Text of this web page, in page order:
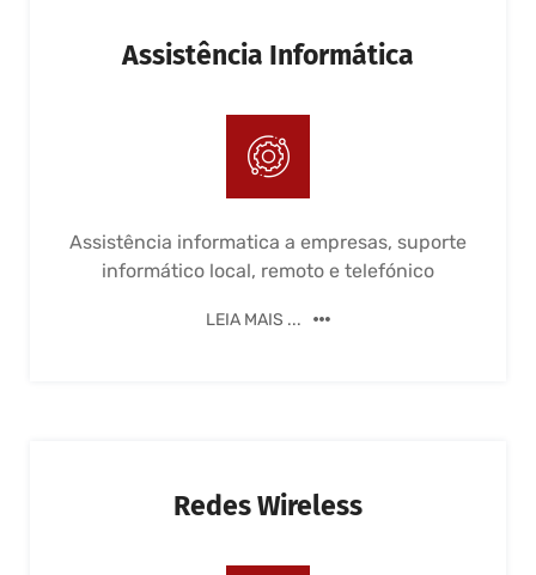
Assistência Informática
Assistência informatica a empresas, suporte
informático local, remoto e telefónico
LEIA MAIS ...
Redes Wireless